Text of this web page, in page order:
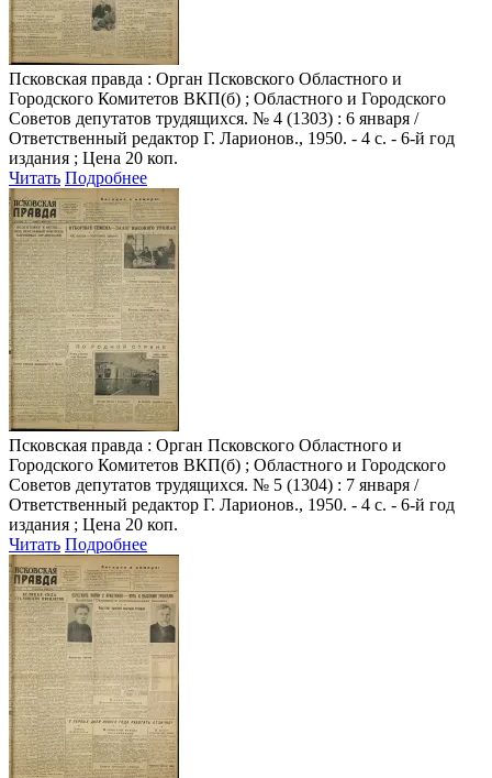
Псковская правда : Орган Псковского Областного и
Городского Комитетов ВКП(б) ; Областного и Городского
Советов депутатов трудящихся. № 4 (1303) : 6 января /
Ответственный редактор Г. Ларионов., 1950. - 4 с. - 6-й год
издания ; Цена 20 коп.
Читать Подробнее
Псковская правда : Орган Псковского Областного и
Городского Комитетов ВКП(б) ; Областного и Городского
Советов депутатов трудящихся. № 5 (1304) : 7 января /
Ответственный редактор Г. Ларионов., 1950. - 4 с. - 6-й год
издания ; Цена 20 коп.
Читать Подробнее